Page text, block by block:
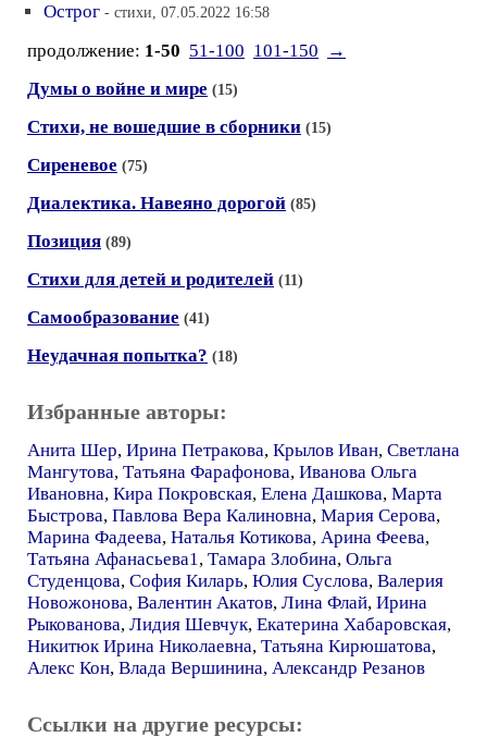
Острог - стихи, 07.05.2022 16:58
продолжение: 1-50 51-100 101-150
→
Думы о войне и мире (15)
Стихи, не вошедшие в сборники (15)
Сиреневое (75)
Диалектика. Навеяно дорогой (85)
Позиция (89)
Стихи для детей и родителей (11)
Самообразование (41)
Неудачная попытка? (18)
Избранные авторы:
Анита Шер, Ирина Петракова, Крылов Иван, Светлана
Мангутова, Татьяна Фарафонова, Иванова Ольга
Ивановна, Кира Покровская, Елена Дашкова, Марта
Быстрова, Павлова Вера Калиновна, Мария Серова,
Марина Фадеева, Наталья Котикова, Арина Феева,
Татьяна Афанасьева1, Тамара Злобина, Ольга
Студенцова, София Киларь, Юлия Суслова, Валерия
Новожонова, Валентин Акатов, Лина Флай, Ирина
Рыкованова, Лидия Шевчук, Екатерина Хабаровская,
Никитюк Ирина Николаевна, Татьяна Кирюшатова,
Алекс Кон, Влада Вершинина, Александр Резанов
Ссылки на другие ресурсы: